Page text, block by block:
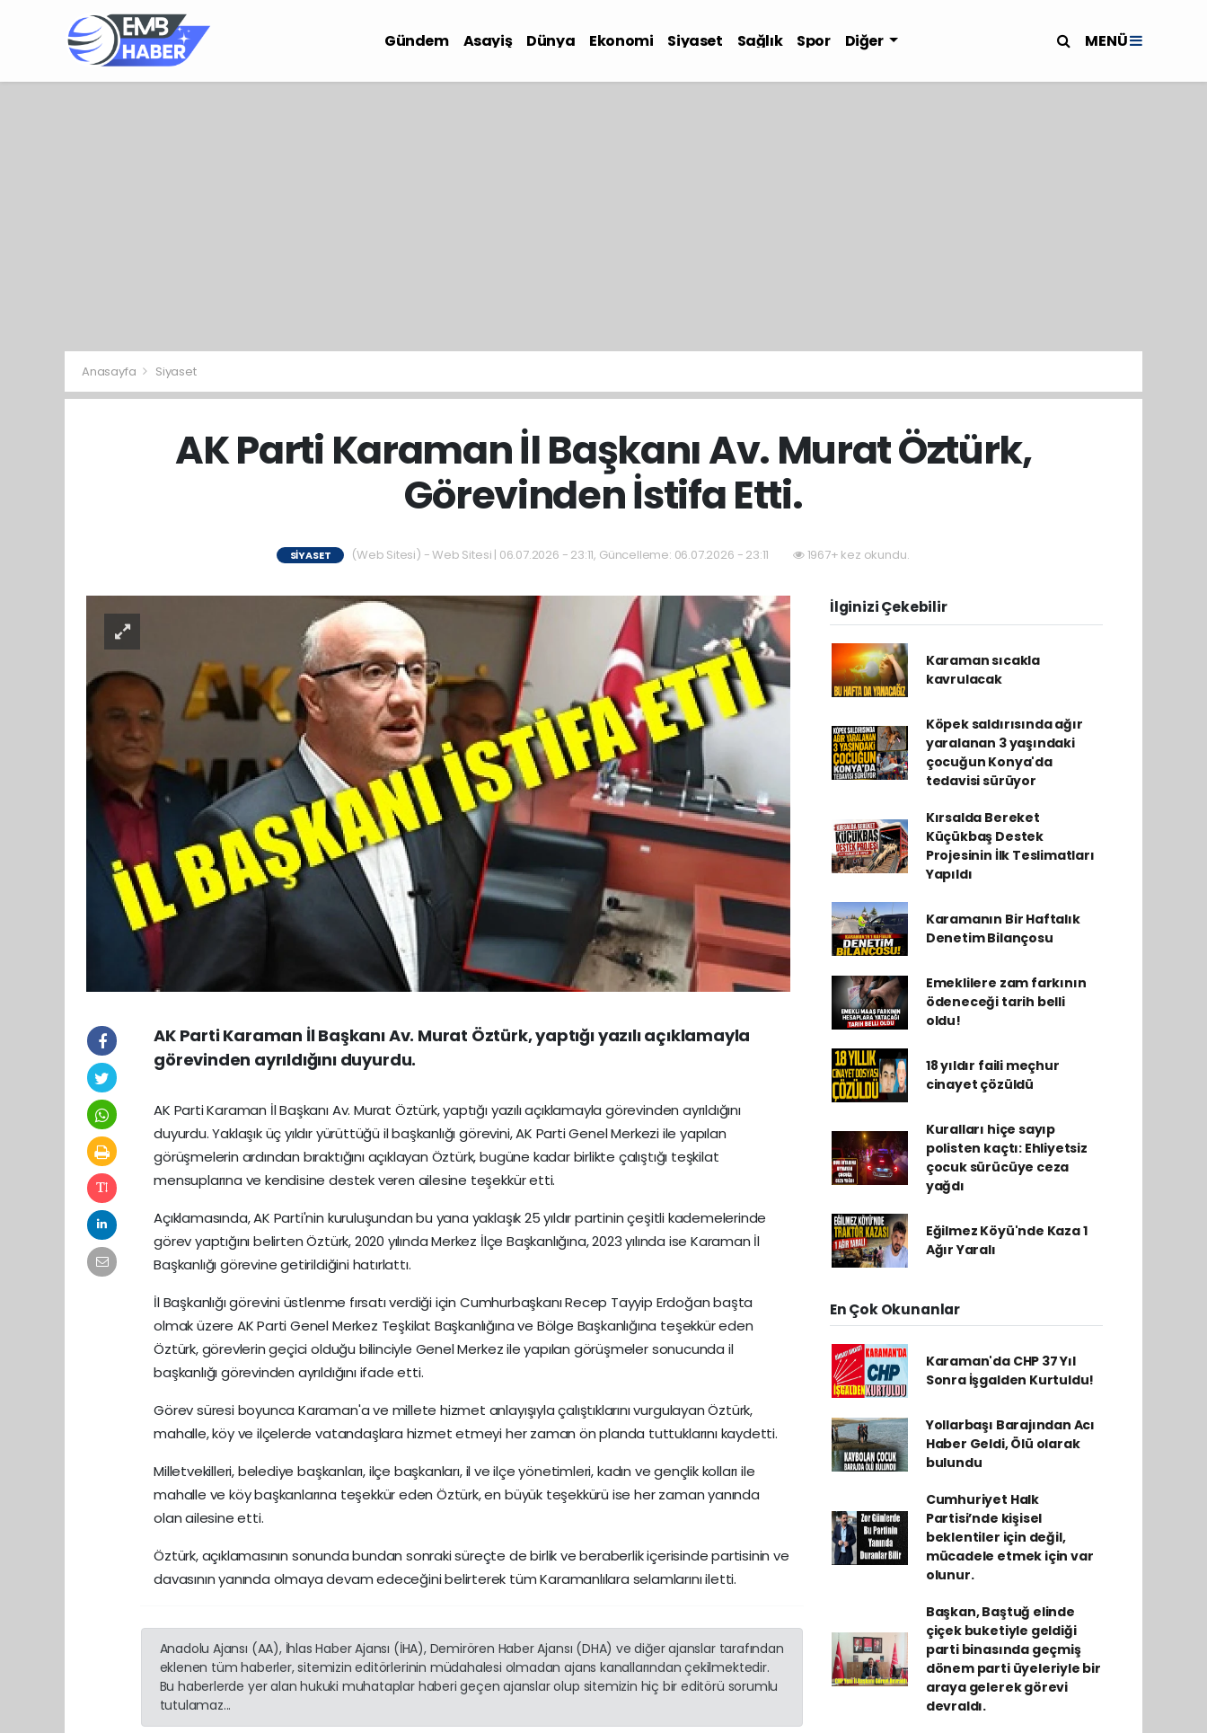
Gündem Asayiş Dünya Ekonomi Siyaset Sağlık Spor Diğer MENÜ
Anasayfa Siyaset
AK Parti Karaman İl Başkanı Av. Murat Öztürk,
Görevinden İstifa Etti.
SIYASET (Web Sitesi) - Web Sitesi | 06.07.2026 - 23:11, Güncelleme: 06.07.2026 - 23:11 1967+ kez okundu.
AK Parti Karaman İl Başkanı Av. Murat Öztürk, yaptığı yazılı açıklamayla
görevinden ayrıldığını duyurdu.
AK Parti Karaman İl Başkanı Av. Murat Öztürk, yaptığı yazılı açıklamayla görevinden ayrıldığını
duyurdu. Yaklaşık üç yıldır yürüttüğü il başkanlığı görevini, AK Parti Genel Merkezi ile yapılan
görüşmelerin ardından bıraktığını açıklayan Öztürk, bugüne kadar birlikte çalıştığı teşkilat
mensuplarına ve kendisine destek veren ailesine teşekkür etti.
Açıklamasında, AK Parti'nin kuruluşundan bu yana yaklaşık 25 yıldır partinin çeşitli kademelerinde
görev yaptığını belirten Öztürk, 2020 yılında Merkez İlçe Başkanlığına, 2023 yılında ise Karaman İl
Başkanlığı görevine getirildiğini hatırlattı.
İl Başkanlığı görevini üstlenme fırsatı verdiği için Cumhurbaşkanı Recep Tayyip Erdoğan başta
olmak üzere AK Parti Genel Merkez Teşkilat Başkanlığına ve Bölge Başkanlığına teşekkür eden
Öztürk, görevlerin geçici olduğu bilinciyle Genel Merkez ile yapılan görüşmeler sonucunda il
başkanlığı görevinden ayrıldığını ifade etti.
Görev süresi boyunca Karaman'a ve millete hizmet anlayışıyla çalıştıklarını vurgulayan Öztürk,
mahalle, köy ve ilçelerde vatandaşlara hizmet etmeyi her zaman ön planda tuttuklarını kaydetti.
Milletvekilleri, belediye başkanları, ilçe başkanları, il ve ilçe yönetimleri, kadın ve gençlik kolları ile
mahalle ve köy başkanlarına teşekkür eden Öztürk, en büyük teşekkürü ise her zaman yanında
olan ailesine etti.
Öztürk, açıklamasının sonunda bundan sonraki süreçte de birlik ve beraberlik içerisinde partisinin ve
davasının yanında olmaya devam edeceğini belirterek tüm Karamanlılara selamlarını iletti.
Anadolu Ajansı (AA), İhlas Haber Ajansı (İHA), Demirören Haber Ajansı (DHA) ve diğer ajanslar tarafından
eklenen tüm haberler, sitemizin editörlerinin müdahalesi olmadan ajans kanallarından çekilmektedir.
Bu haberlerde yer alan hukuki muhataplar haberi geçen ajanslar olup sitemizin hiç bir editörü sorumlu
tutulamaz...
İlginizi Çekebilir
Karaman sıcakla
kavrulacak
Köpek saldırısında ağır
yaralanan 3 yaşındaki
çocuğun Konya'da
tedavisi sürüyor
Kırsalda Bereket
Küçükbaş Destek
Projesinin İlk Teslimatları
Yapıldı
Karamanın Bir Haftalık
Denetim Bilançosu
Emeklilere zam farkının
ödeneceği tarih belli
oldu!
18 yıldır faili meçhur
cinayet çözüldü
Kuralları hiçe sayıp
polisten kaçtı: Ehliyetsiz
çocuk sürücüye ceza
yağdı
Eğilmez Köyü'nde Kaza 1
Ağır Yaralı
En Çok Okunanlar
Karaman'da CHP 37 Yıl
Sonra İşgalden Kurtuldu!
Yollarbaşı Barajından Acı
Haber Geldi, Ölü olarak
bulundu
Cumhuriyet Halk
Partisi’nde kişisel
beklentiler için değil,
mücadele etmek için var
olunur.
Başkan, Baştuğ elinde
çiçek buketiyle geldiği
parti binasında geçmiş
dönem parti üyeleriyle bir
araya gelerek görevi
devraldı.